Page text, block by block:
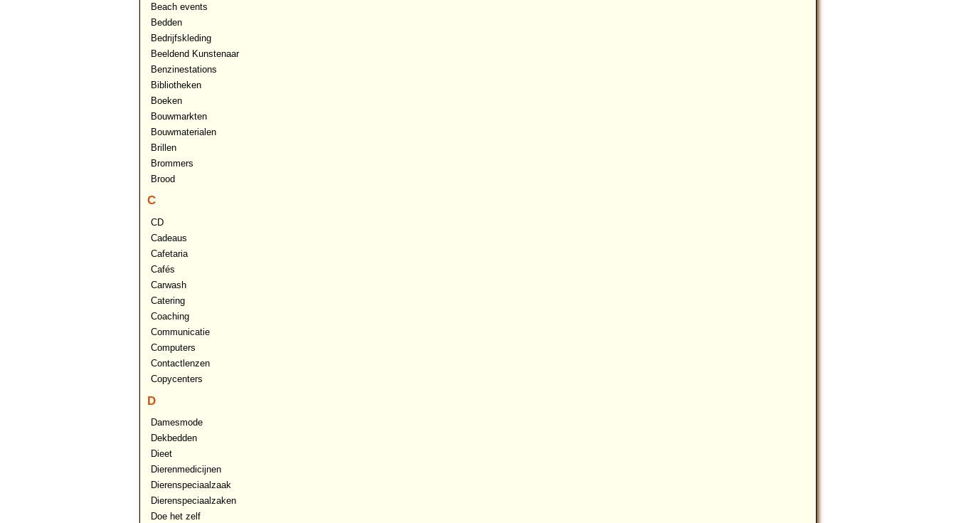
Beach events
Bedden
Bedrijfskleding
Beeldend Kunstenaar
Benzinestations
Bibliotheken
Boeken
Bouwmarkten
Bouwmaterialen
Brillen
Brommers
Brood
C
CD
Cadeaus
Cafetaria
Cafés
Carwash
Catering
Coaching
Communicatie
Computers
Contactlenzen
Copycenters
D
Damesmode
Dekbedden
Dieet
Dierenmedicijnen
Dierenspeciaalzaak
Dierenspeciaalzaken
Doe het zelf